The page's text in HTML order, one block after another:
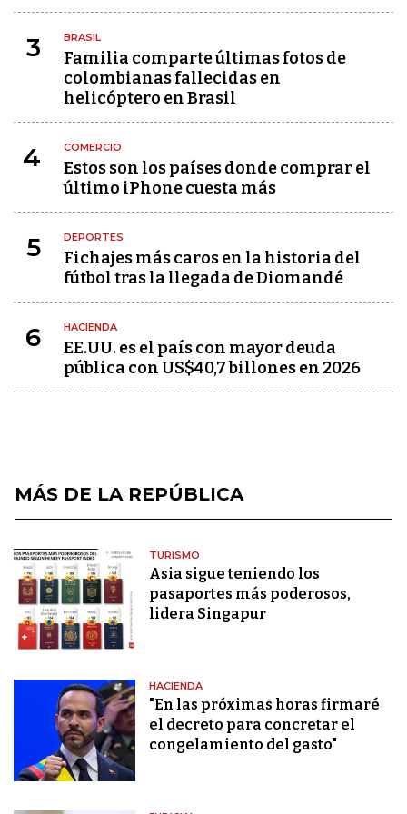
3 BRASIL
Familia comparte últimas fotos de
colombianas fallecidas en
helicóptero en Brasil
4 COMERCIO
Estos son los países donde comprar el
último iPhone cuesta más
5 DEPORTES
Fichajes más caros en la historia del
fútbol tras la llegada de Diomandé
6 HACIENDA
EE.UU. es el país con mayor deuda
pública con US$40,7 billones en 2026
MÁS DE LA REPÚBLICA
TURISMO
Asia sigue teniendo los
pasaportes más poderosos,
lidera Singapur
HACIENDA
"En las próximas horas firmaré
el decreto para concretar el
congelamiento del gasto"